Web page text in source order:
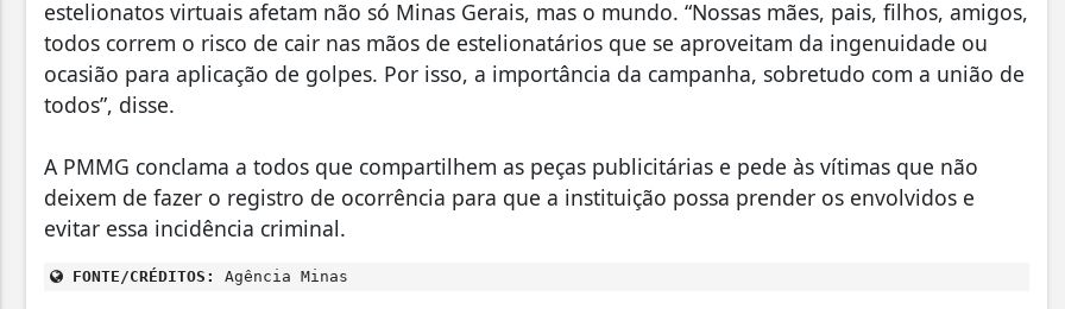
estelionatos virtuais afetam não só Minas Gerais, mas o mundo. “Nossas mães, pais, filhos, amigos,
todos correm o risco de cair nas mãos de estelionatários que se aproveitam da ingenuidade ou
ocasião para aplicação de golpes. Por isso, a importância da campanha, sobretudo com a união de
todos”, disse.
A PMMG conclama a todos que compartilhem as peças publicitárias e pede às vítimas que não
deixem de fazer o registro de ocorrência para que a instituição possa prender os envolvidos e
evitar essa incidência criminal.
FONTE/CRÉDITOS: Agência Minas